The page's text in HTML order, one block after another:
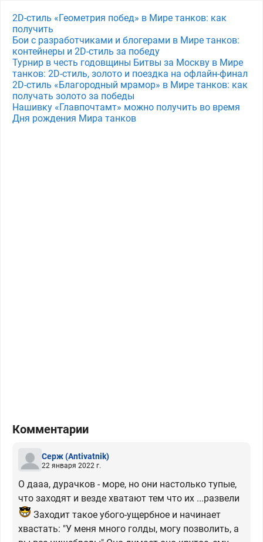
2D-стиль «Геометрия побед» в Мире танков: как
получить
Бои с разработчиками и блогерами в Мире танков:
контейнеры и 2D-стиль за победу
Турнир в честь годовщины Битвы за Москву в Мире
танков: 2D-стиль, золото и поездка на офлайн-финал
2D-стиль «Благородный мрамор» в Мире танков: как
получать золото за победы
Нашивку «Главпочтамт» можно получить во время
Дня рождения Мира танков
Комментарии
Серж(Antivatnik)
22 января 2022 г.
О дааа, дурачков - море, но они настолько тупые,
что заходят и везде хватают тем что их ...развели
Заходит такое убого-ущербное и начинает
хвастать: "У меня много голды, могу позволить, а